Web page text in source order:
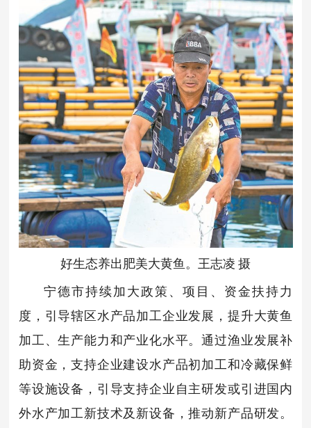
好生态养出肥美大黄鱼。王志凌 摄
宁德市持续加大政策、项目、资金扶持力
度，引导辖区水产品加工企业发展，提升大黄鱼
加工、生产能力和产业化水平。通过渔业发展补
助资金，支持企业建设水产品初加工和冷藏保鲜
等设施设备，引导支持企业自主研发或引进国内
外水产加工新技术及新设备，推动新产品研发。